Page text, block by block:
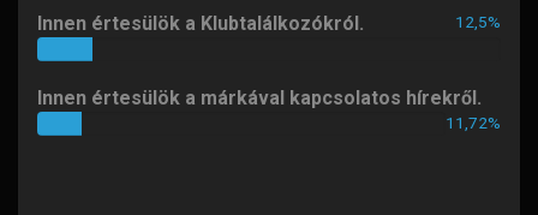
Innen értesülök a Klubtalálkozókról. 12,5%
Innen értesülök a márkával kapcsolatos hírekről.
11,72%